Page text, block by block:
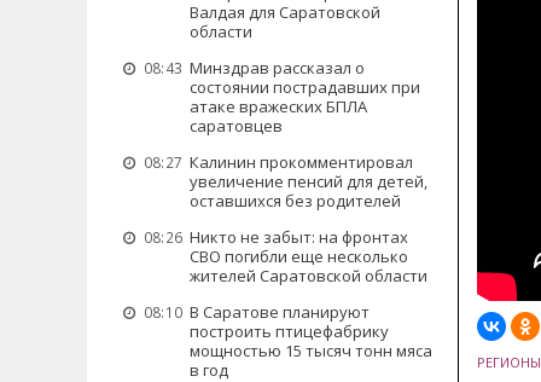
Валдая для Саратовской
области
08:43 Минздрав рассказал о
состоянии пострадавших при
атаке вражеских БПЛА
саратовцев
08:27 Калинин прокомментировал
увеличение пенсий для детей,
оставшихся без родителей
08:26 Никто не забыт: на фронтах
СВО погибли еще несколько
жителей Саратовской области
08:10 В Саратове планируют
построить птицефабрику
мощностью 15 тысяч тонн мяса
в год
РЕГИОНЫ